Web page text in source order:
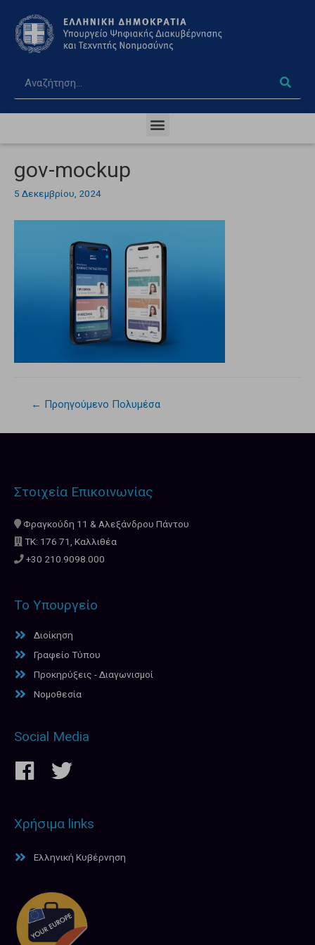
gov-mockup
5 Δεκεμβρίου, 2024
← Προηγούμενο Πολυμέσα
Στοιχεία Επικοινωνίας
Φραγκούδη 11 & Αλεξάνδρου Πάντου
ΤΚ: 176 71, Καλλιθέα
+30 210.9098.000
Το Υπουργείο
Διοίκηση
Γραφείο Τύπου
Προκηρύξεις - Διαγωνισμοί
Νομοθεσία
Social Media
Χρήσιμα links
Ελληνική Κυβέρνηση